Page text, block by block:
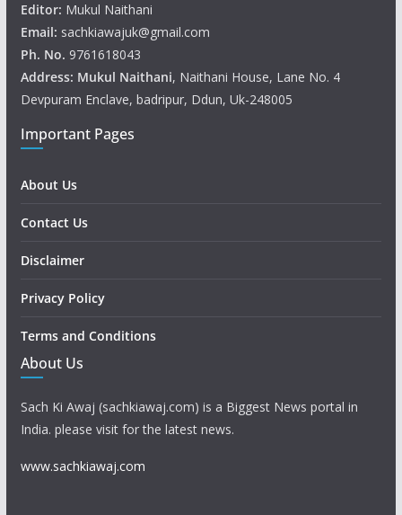
Editor: Mukul Naithani
Email: sachkiawajuk@gmail.com
Ph. No. 9761618043
Address: Mukul Naithani, Naithani House, Lane No. 4
Devpuram Enclave, badripur, Ddun, Uk-248005
Important Pages
About Us
Contact Us
Disclaimer
Privacy Policy
Terms and Conditions
About Us
Sach Ki Awaj (sachkiawaj.com) is a Biggest News portal in
India. please visit for the latest news.
www.sachkiawaj.com